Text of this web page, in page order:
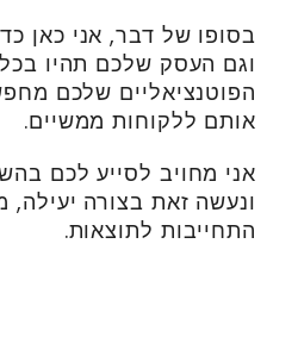
בסופו של דבר, אני כאן
וגם העסק שלכם תהיו
הפוטנציאליים שלכם
אותם ללקוחות ממשיים.
אני מחויב לסייע לכם
ונעשה זאת בצורה
התחייבות לתוצאות.